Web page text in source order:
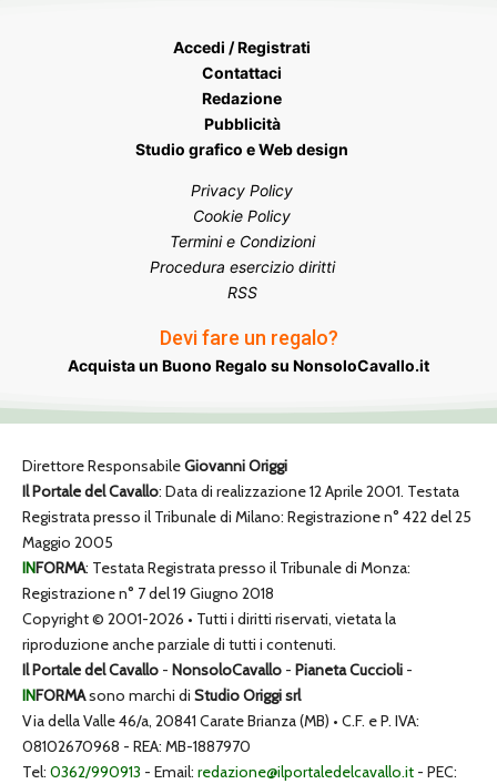
Accedi / Registrati
Contattaci
Redazione
Pubblicità
Studio grafico e Web design
Privacy Policy
Cookie Policy
Termini e Condizioni
Procedura esercizio diritti
RSS
Devi fare un regalo?
Acquista un Buono Regalo su NonsoloCavallo.it
Direttore ResponsabileGiovanni Origgi
Il Portale del Cavallo: Data di realizzazione 12 Aprile 2001. Testata
Registrata presso il Tribunale di Milano: Registrazione n° 422 del 25
Maggio 2005
INFORMA: Testata Registrata presso il Tribunale di Monza:
Registrazione n° 7 del 19 Giugno 2018
Copyright © 2001-2026 • Tutti i diritti riservati, vietata la
riproduzione anche parziale di tutti i contenuti.
Il Portale del Cavallo - NonsoloCavallo - Pianeta Cuccioli -
INFORMAsono marchi di Studio Origgi srl
Via della Valle 46/a, 20841 Carate Brianza (MB) • C.F. e P. IVA:
08102670968 - REA: MB-1887970
Tel: 0362/990913 - Email: redazione@ilportaledelcavallo.it - PEC: